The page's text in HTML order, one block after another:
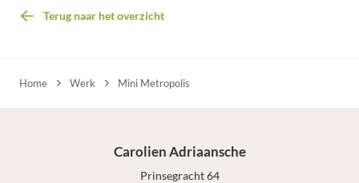
Terug naar het overzicht
Home Werk Mini Metropolis
Carolien Adriaansche
Prinsegracht 64